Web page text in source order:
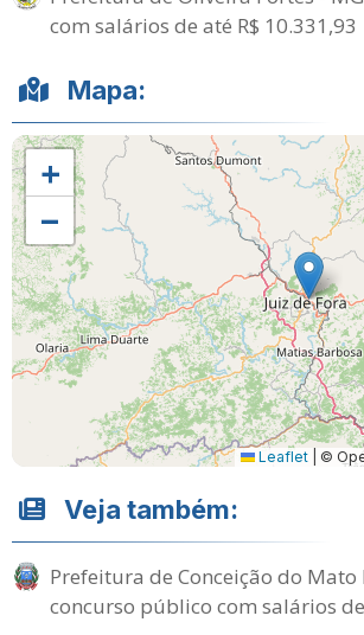
com salários de até R$ 10.331,93
Mapa:
+
−
Leaflet ©
Veja também:
Prefeitura de Conceição do Mato
concurso público com salários